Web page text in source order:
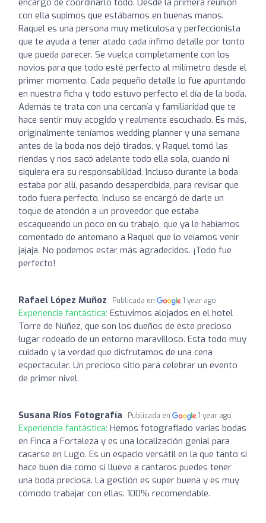
con ella supimos que estábamos en buenas manos.
Raquel es una persona muy meticulosa y perfeccionista
que te ayuda a tener atado cada ínfimo detalle por tonto
que pueda parecer. Se vuelca completamente con los
novios para que todo esté perfecto al milímetro desde el
primer momento. Cada pequeño detalle lo fue apuntando
en nuestra ficha y todo estuvo perfecto el día de la boda.
Además te trata con una cercanía y familiaridad que te
hace sentir muy acogido y realmente escuchado. Es más,
originalmente teníamos wedding planner y una semana
antes de la boda nos dejó tirados, y Raquel tomó las
riendas y nos sacó adelante todo ella sola, cuando ni
siquiera era su responsabilidad. Incluso durante la boda
estaba por allí, pasando desapercibida, para revisar que
todo fuera perfecto. Incluso se encargó de darle un
toque de atención a un proveedor que estaba
escaqueando un poco en su trabajo, que ya le habíamos
comentado de antemano a Raquel que lo veíamos venir
jajaja. No podemos estar más agradecidos. ¡Todo fue
perfecto!
Rafael López Muñoz Publicada en 1 year ago
Experiencia fantástica: Estuvimos alojados en el hotel
Torre de Núñez, que son los dueños de este precioso
lugar rodeado de un entorno maravilloso. Esta todo muy
cuidado y la verdad que disfrutamos de una cena
espectacular. Un precioso sitio para celebrar un evento
de primer nivel.
Susana Ríos Fotografía Publicada en 1 year ago
Experiencia fantástica: Hemos fotografiado varias bodas
en Finca a Fortaleza y es una localización genial para
casarse en Lugo. Es un espacio versátil en la que tanto si
hace buen día como si llueve a cantaros puedes tener
una boda preciosa. La gestión es super buena y es muy
cómodo trabajar con ellas. 100% recomendable.